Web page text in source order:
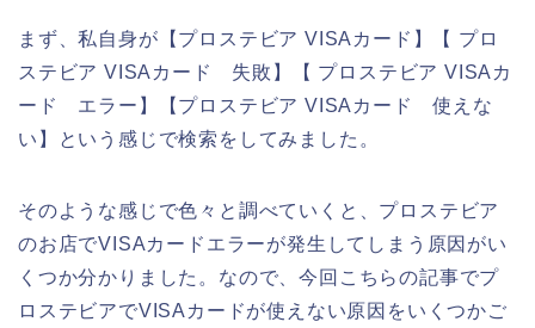
まず、私自身が【プロステビア VISAカード】【 プロ
ステビア VISAカード 失敗】【 プロステビア VISAカ
ード エラー】【プロステビア VISAカード 使えな
い】という感じで検索をしてみました。
そのような感じで色々と調べていくと、プロステビア
のお店でVISAカードエラーが発生してしまう原因がい
くつか分かりました。なので、今回こちらの記事でプ
ロステビアでVISAカードが使えない原因をいくつかご